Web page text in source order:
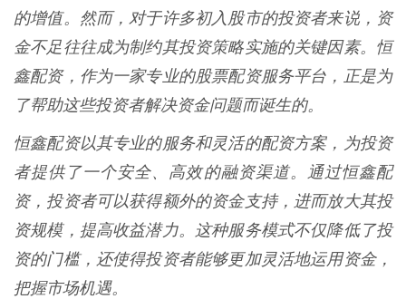
的增值。然而，对于许多初入股市的投资者来说，资
金不足往往成为制约其投资策略实施的关键因素。恒
鑫配资，作为一家专业的股票配资服务平台，正是为
了帮助这些投资者解决资金问题而诞生的。
恒鑫配资以其专业的服务和灵活的配资方案，为投资
者提供了一个安全、高效的融资渠道。通过恒鑫配
资，投资者可以获得额外的资金支持，进而放大其投
资规模，提高收益潜力。这种服务模式不仅降低了投
资的门槛，还使得投资者能够更加灵活地运用资金，
把握市场机遇。